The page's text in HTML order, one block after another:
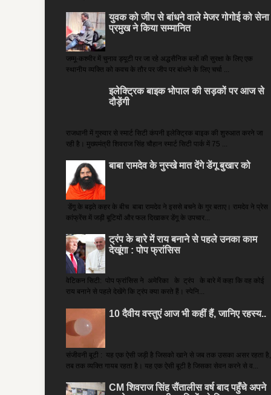
युवक को जीप से बांधने वाले मेजर गोगोई को सेना
प्रमुख ने किया सम्‍मानित
जम्मू-कश्मीर में चुनाव ड्यूटी पर जा रहे अद्धसैनिक बलों की सुरक्षा के लिए एक
स्थानीय व्यक्ति को कवच के तौर पर जीप पर बांधने के लिए चर्चा ...
इलेक्ट्रिक बाइक भोपाल की सड़कों पर आज से
दौड़ेंगी
राजधानी में गुरुवार से स्मार्ट सिटी कंपनी इलेक्ट्रिक बाइक की शुरुआत करने जा
रही है। मुख्यमंत्री शिवराज सिंह चौहान स्मार्ट सिटी पार्क में 75 ...
बाबा रामदेव के नुस्खे मात देंगे डेंगू बुखार को
डेंगू के बढ़ते कहर के बीच बाबा रामदेव ने इससे बचने के गुर बताए। रामदेव ने प्रेस
कांफ्रेंस में जड़ी बूटियों और फल दिखाकर डेंगू के उपचार...
ट्रंप के बारे में राय बनाने से पहले उनका काम
देखूंगा : पोप फ्रांसिस
वेटिकन सिटी: पोप फ्रांसिस ने अमेरिका के ट्रंप के बारे में कहा कि वह कोई
राय बनाने से पहले देखेंगे कि ट्रंप क्या करते हैं। स्पेनि...
10 दैवीय वस्तुएं आज भी कहीं हैं, जानिए रहस्य..
संजीवनी बूटी : यह एक ऐसी जड़ी है जिसको खाने से जब तक उसका असर रहता है,
तब तक व्यक्ति गायब रहता है। यह एक ऐसी बूटी है जिसका सेवन करने से व...
CM शिवराज सिंह सैंतालीस वर्ष बाद पहुँचे अपने